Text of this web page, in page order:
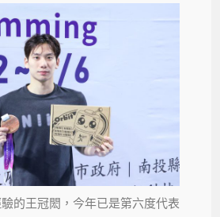
的王冠閎，今年已是第六度代表